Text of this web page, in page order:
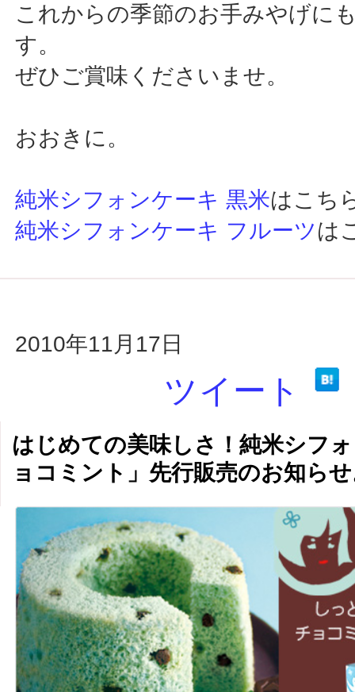
これからの季節のお手みやげに
す。
ぜひご賞味くださいませ。
おおきに。
純米シフォンケーキ 黒米はこち
純米シフォンケーキ フルーツは
2010年11月17日
ツイート
はじめての美味しさ！純米シフ
ョコミント」先行販売のお知ら